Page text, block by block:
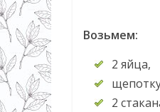
Возьмем:
2 яйца,
2